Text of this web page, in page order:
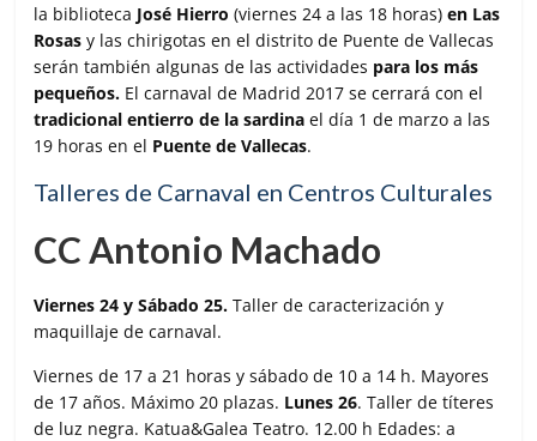
la biblioteca José Hierro (viernes 24 a las 18 horas)en Las
Rosas y las chirigotas en el distrito de Puente de Vallecas
serán también algunas de las actividades para los más
pequeños. El carnaval de Madrid 2017 se cerrará con el
tradicional entierro de la sardina el día 1 de marzo a las
19 horas en el Puente de Vallecas.
Talleres de Carnaval en Centros Culturales
CC Antonio Machado
Viernes 24 y Sábado 25. Taller de caracterización y
maquillaje de carnaval.
Viernes de 17 a 21 horas y sábado de 10 a 14 h. Mayores
de 17 años. Máximo 20 plazas. Lunes 26. Taller de títeres
de luz negra. Katua&Galea Teatro. 12.00 h Edades: a